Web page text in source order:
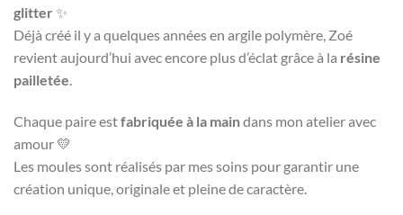
glitter ✨
Déjà créé il y a quelques années en argile polymère, Zoé
revient aujourd’hui avec encore plus d’éclat grâce à la résine
pailletée.
Chaque paire estfabriquée à la maindans mon atelier avec
amour 💛
Les moules sont réalisés par mes soins pour garantir une
création unique, originale et pleine de caractère.